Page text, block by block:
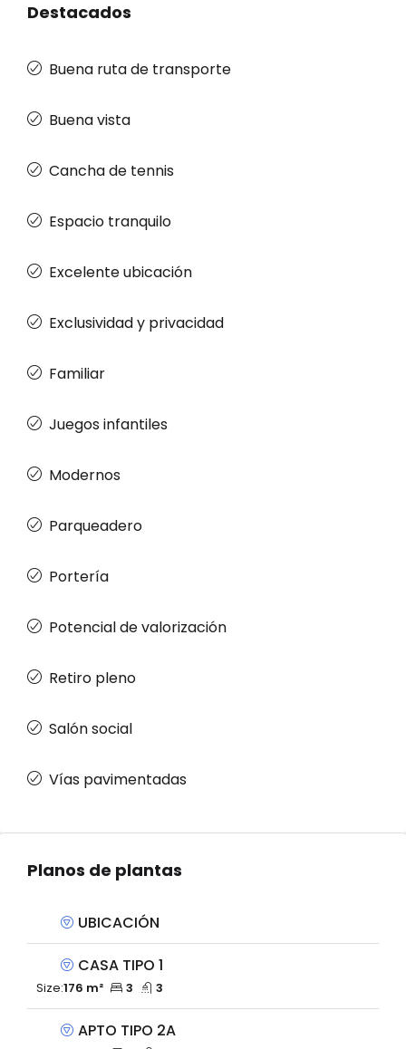
Destacados
Buena ruta de transporte
Buena vista
Cancha de tennis
Espacio tranquilo
Excelente ubicación
Exclusividad y privacidad
Familiar
Juegos infantiles
Modernos
Parqueadero
Portería
Potencial de valorización
Retiro pleno
Salón social
Vías pavimentadas
Planos de plantas
UBICACIÓN
CASA TIPO 1
Size:176 m² 3 3
APTO TIPO 2A